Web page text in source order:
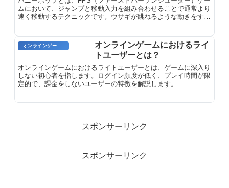
ムにおいて、ジャンプと移動入力を組み合わせることで通常より
速く移動するテクニックです。ウサギが跳ねるような動きをする
オンラインゲームにおけるライ
トユーザーとは？
オンラインゲームにおけるライトユーザーとは、ゲームに深入り
しない初心者を指します。ログイン頻度が低く、プレイ時間が限
定的で、課金をしないユーザーの特徴を解説します。
スポンサーリンク
スポンサーリンク